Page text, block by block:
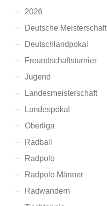
2026
Deutsche Meisterschaft
Deutschlandpokal
Freundschaftsturnier
Jugend
Landesmeisterschaft
Landespokal
Oberliga
Radball
Radpolo
Radpolo Männer
Radwandern